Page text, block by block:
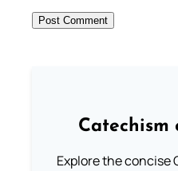
Catechism
Explore the concise